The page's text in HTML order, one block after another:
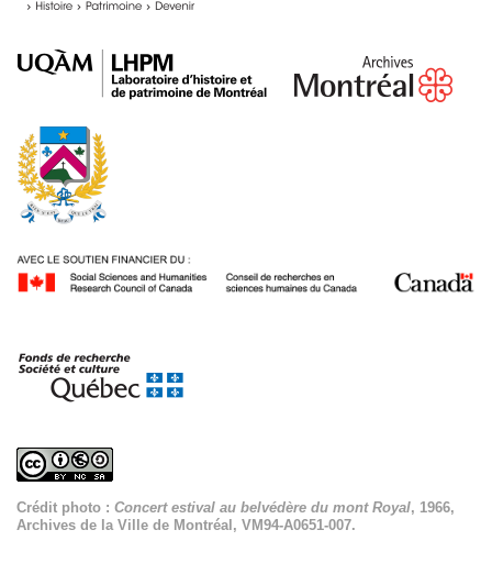
Crédit photo : Concert estival au belvédère du mont Royal, 1966,
Archives de la Ville de Montréal, VM94-A0651-007.